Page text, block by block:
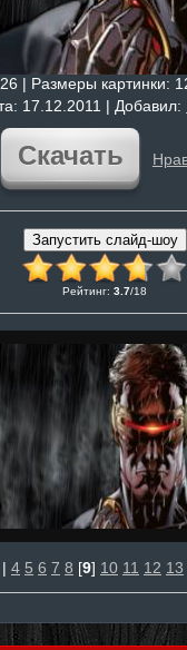
| Размеры картинки:
: 17.12.2011 | Добавил:
Скачать
Рейтинг: 3.7/18
| 4 5 6 7 8 [9] 10 11 12 13